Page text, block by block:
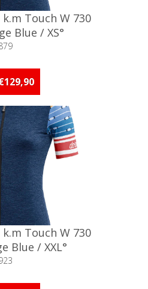
Touch W 730
Blue / XS°
Minder dan 5 stuks
Touch W 730
Blue / XXL°
Minder dan 5 stuks